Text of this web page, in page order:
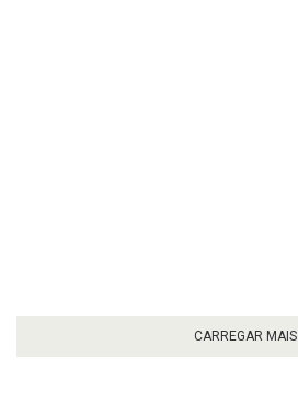
CARREGAR MAIS